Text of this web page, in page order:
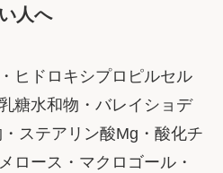
人へ
ヒドロキシプロピルセル
糖水和物・バレイショデ
ステアリン酸Mg・酸化チ
ロース・マクロゴール・